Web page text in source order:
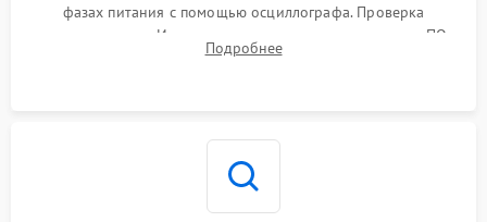
фазах питания с помощью осциллографа. Проверка
инициализации. Использование специализированного ПО
MATS
Подробнее